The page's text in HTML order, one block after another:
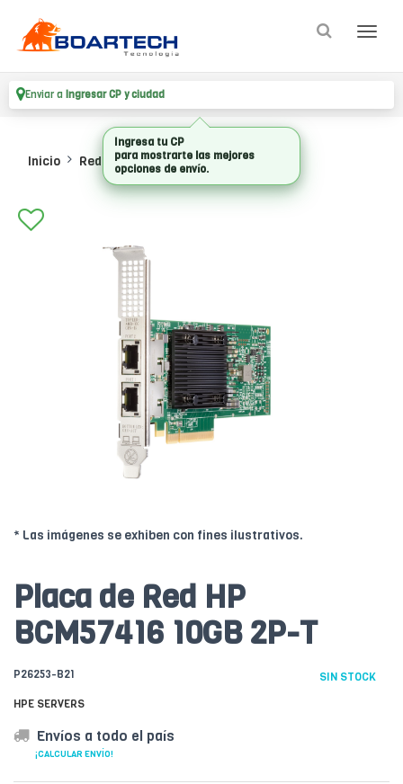
Enviar a Ingresar CP y ciudad
Inicio Redes Placas Red
* Las imágenes se exhiben con fines ilustrativos.
Placa de Red HP
BCM57416 10GB 2P-T
P26253-B21
SIN STOCK
HPE SERVERS
Envíos a todo el país
¡CALCULAR ENVÍO!
Ingresa tu CP
para mostrarte las mejores
opciones de envío.